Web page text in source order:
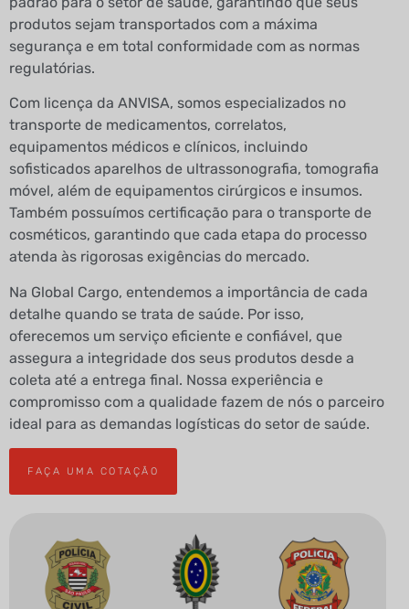
produtos sejam transportados com a máxima
segurança e em total conformidade com as normas
regulatórias.
Com licença da ANVISA, somos especializados no
transporte de medicamentos, correlatos,
equipamentos médicos e clínicos, incluindo
sofisticados aparelhos de ultrassonografia, tomografia
móvel, além de equipamentos cirúrgicos e insumos.
Também possuímos certificação para o transporte de
cosméticos, garantindo que cada etapa do processo
atenda às rigorosas exigências do mercado.
Na Global Cargo, entendemos a importância de cada
detalhe quando se trata de saúde. Por isso,
oferecemos um serviço eficiente e confiável, que
assegura a integridade dos seus produtos desde a
coleta até a entrega final. Nossa experiência e
compromisso com a qualidade fazem de nós o parceiro
ideal para as demandas logísticas do setor de saúde.
FAÇA UMA COTAÇÃO